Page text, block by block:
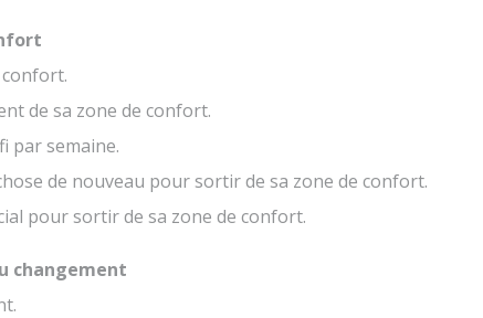
de sa zone de confort.
par semaine.
de nouveau pour sortir de sa zone de confort.
pour sortir de sa zone de confort.
changement